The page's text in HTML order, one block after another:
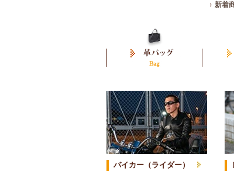
新着
バイカー（ライダー）